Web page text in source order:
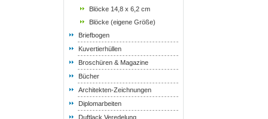
Blöcke 14,8 x 6,2 cm
Blöcke (eigene Größe)
Briefbogen
Kuvertierhüllen
Broschüren & Magazine
Bücher
Architekten-Zeichnungen
Diplomarbeiten
Duftlack Veredelung